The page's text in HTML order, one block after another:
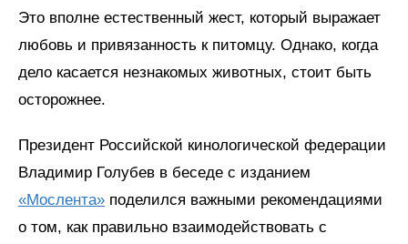
Это вполне естественный жест, который выражает
любовь и привязанность к питомцу. Однако, когда
дело касается незнакомых животных, стоит быть
осторожнее.
Президент Российской кинологической федерации
Владимир Голубев в беседе с изданием
«Мослента» поделился важными рекомендациями
о том, как правильно взаимодействовать с